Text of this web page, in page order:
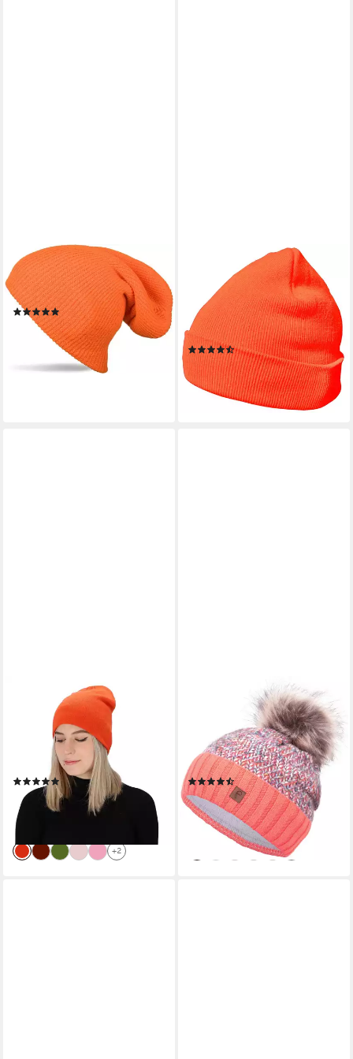
STYLEBREAKER
Strickmütze Feinstrick Beanie
doppelt gestrickt (1-St)
(1)
17,95 €
lieferbar - in 2-3 Werktagen bei dir
Beanie Mütze Beanie
(Packung, 1-St) Wintermütze,
klassisches Design, mit
Krempe
(17)
14,99 €
lieferbar - in 2-3 Werktagen bei dir
+32
HALSÜBERKOPF ACCESSOIRES
Strickmütze Strickmütze
Wolle/Kaschmir (1-St)
Strickmütze aus Kaschmir und
(1)
50,00 € 69,99 €
-29%
lieferbar - in 3-4 Werktagen bei dir
+2
Bommelmütze Wintermütze
Damen Herren Mütze Beanie
Haube gefüttert
Bommelmütze
(10)
24,90 € UVP 29,90 €
-17%
lieferbar - in 4-5 Werktagen bei dir
+1